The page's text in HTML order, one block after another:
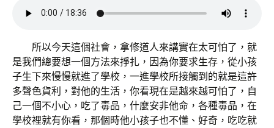
所以今天這個社會，拿修道人來講實在太可怕了，就
是我們總要想一個方法來掙扎，因為你要求生存，從小孩
子生下來慢慢就進了學校，一進學校所接觸到的就是這許
多聲色貨利，對他的生活，你看現在是越來越可怕了，自
己一個不小心，吃了毒品，什麼安非他命，各種毒品，在
學校裡就有你看，那個時他小孩子也不懂、好奇，吃吃就